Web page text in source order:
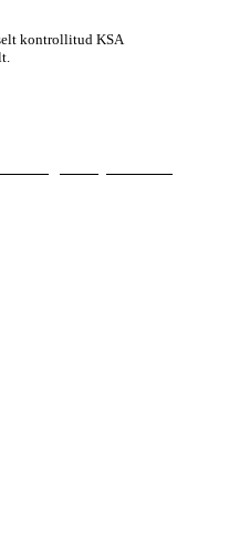
kontrollitud KSA